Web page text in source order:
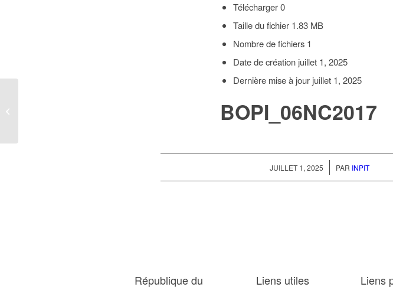
Télécharger0
Taille du fichier 1.83 MB
Nombre de fichiers 1
Date de création juillet 1, 2025
Dernière mise à jour juillet 1, 2025
BOPI_06NC2017
JUILLET 1, 2025
/ PAR INPIT
République du Liens utiles Liens